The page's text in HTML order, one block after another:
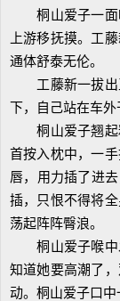
桐山爱子一面
上游移抚摸。工
通体舒泰无伦。
工藤新一拔出
下，自己站在车外
桐山爱子翘起
首按入枕中，一
唇，用力插了进
插，只恨不得将
荡起阵阵臀浪。
桐山爱子喉中
知道她要高潮了
动。桐山爱子口中